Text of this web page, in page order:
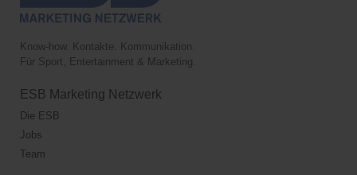
Know-how. Kontakte. Kommunikation.
Für Sport, Entertainment & Marketing.
ESB Marketing Netzwerk
Die ESB
Jobs
Team